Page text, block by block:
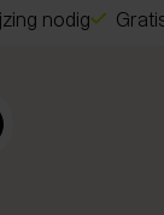
nodig